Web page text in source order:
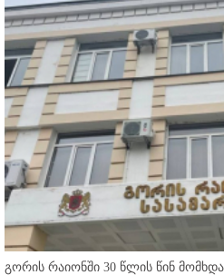
გორის რაიონში 30 წლის წინ